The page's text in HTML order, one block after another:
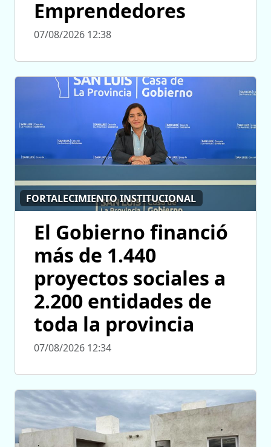
Emprendedores
07/08/2026 12:38
FORTALECIMIENTO INSTITUCIONAL
El Gobierno financió
más de 1.440
proyectos sociales a
2.200 entidades de
toda la provincia
07/08/2026 12:34